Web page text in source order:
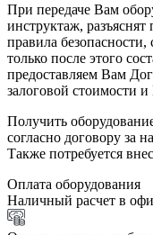
При передаче Вам
инструктаж,
правила
только после этого
предоставляем Вам
залоговой стоимости
Получить
согласно договору за
Также потребуется
Оплата оборудования
Наличный расчет в